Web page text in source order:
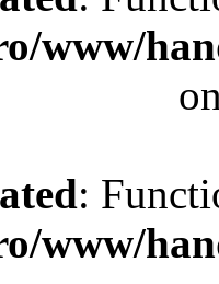
www/
:
www/